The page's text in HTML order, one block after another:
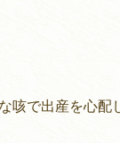
で出産を心配